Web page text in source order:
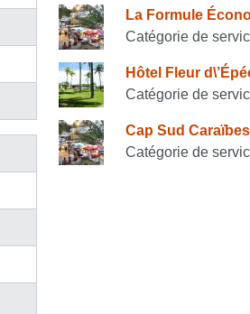
Consulter
La Formule
Catégorie de
Hôtel Fleur
Catégorie de
Cap Sud Caraïbes
Catégorie de